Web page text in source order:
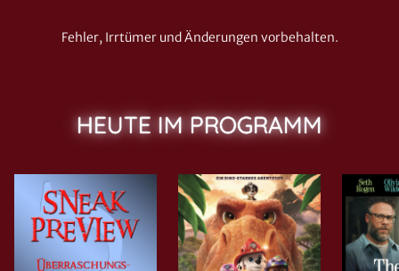
Fehler, Irrtümer und Änderungen vorbehalten.
HEUTE IM PROGRAMM